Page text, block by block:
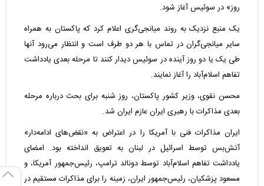
روز» در سوئیس آغاز شود.
یک منبع نزدیک به روند میانجی‌گری اعلام کرد که پاکستان به همراه
سایر میانجی‌گران در تماس با هر دو طرف است و انتظار می‌رود آنها
طی یک یا دو روز آینده در سوئیس دیدار کنند تا مرحله بعدی یادداشت
تفاهم اسلام‌آباد را آغاز نمایند.
محسن نقوی، وزیر کشور پاکستان، روز شنبه برای بحث درباره مرحله
بعدی مذاکرات با رهبری ایران عازم ایران شد.
ایران مذاکرات فنی با آمریکا را در اعتراض به «نقض‌های ادامه‌دار»
آتش‌بس توسط اسرائیل در لبنان به تعویق انداخته بود. امضای
یادداشت تفاهم اسلام‌آباد توسط دونالد ترامپ، رئیس‌جمهور آمریکا، و
مسعود پزشکیان، رئیس‌جمهور ایران، زمینه را برای مذاکرات مستقیم در